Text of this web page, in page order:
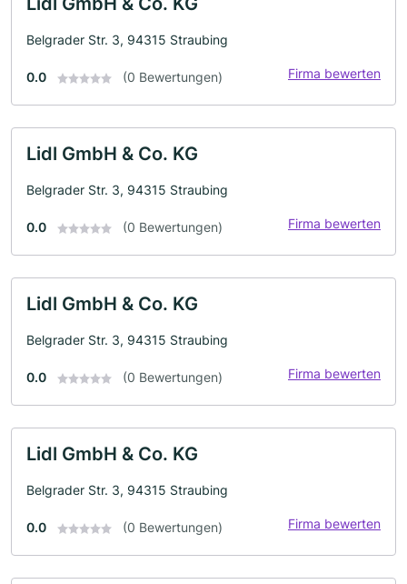
Belgrader Str. 3, 94315 Straubing
0.0 (0 Bewertungen) Firma bewerten
Lidl GmbH & Co. KG
Belgrader Str. 3, 94315 Straubing
0.0 (0 Bewertungen) Firma bewerten
Lidl GmbH & Co. KG
Belgrader Str. 3, 94315 Straubing
0.0 (0 Bewertungen) Firma bewerten
Lidl GmbH & Co. KG
Belgrader Str. 3, 94315 Straubing
0.0 (0 Bewertungen) Firma bewerten